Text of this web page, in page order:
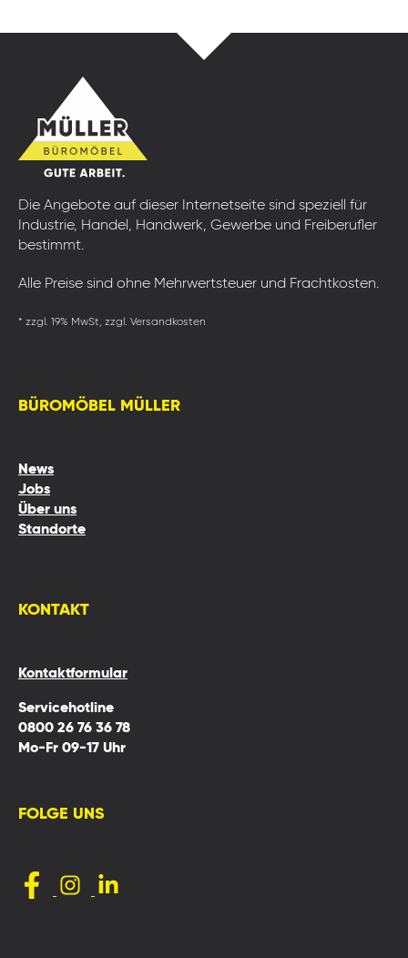
Die Angebote auf dieser Internetseite sind speziell für
Industrie, Handel, Handwerk, Gewerbe und Freiberufler
bestimmt.
Alle Preise sind ohne Mehrwertsteuer und Frachtkosten.
* zzgl. 19% MwSt, zzgl. Versandkosten
BÜROMÖBEL MÜLLER
News
Jobs
Über uns
Standorte
KONTAKT
Kontaktformular
Servicehotline
0800 26 76 36 78
Mo-Fr 09-17 Uhr
FOLGE UNS